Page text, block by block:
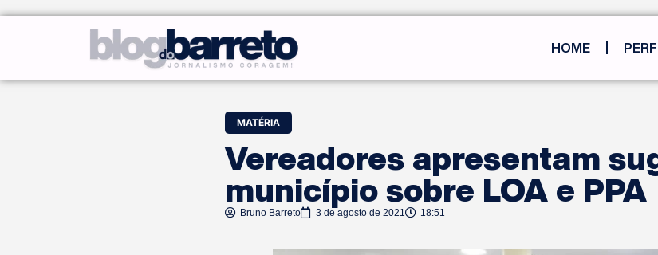
HOME
MATÉRIA
Vereadores apresentam
município sobre LOA e PPA
Bruno Barreto 3 de agosto de 2021 18:51